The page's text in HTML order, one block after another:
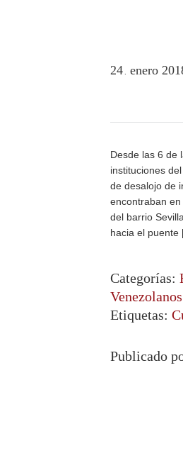
24 enero
Desde las 6 de
instituciones
de desalojo de
encontraban
del barrio
hacia el
Categorías:
Etiquetas:
Publicado